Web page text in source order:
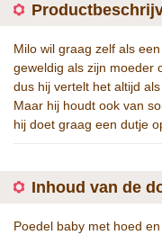
Milo wil graag zelf als
geweldig als zijn moeder
dus hij vertelt het altijd
Maar hij houdt ook van
hij doet graag een dutje
Inhoud van de
Poedel baby met hoed